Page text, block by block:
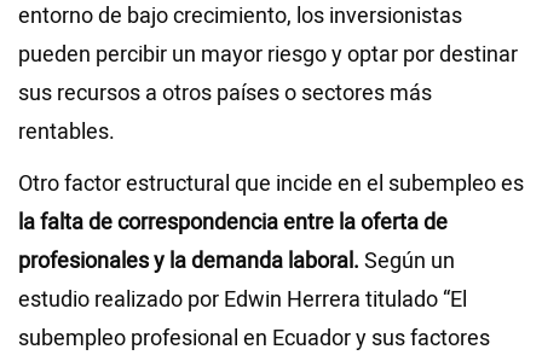
entorno de bajo crecimiento, los inversionistas
pueden percibir un mayor riesgo y optar por destinar
sus recursos a otros países o sectores más
rentables.
Otro factor estructural que incide en el subempleo es
la falta de correspondencia entre la oferta de
profesionales y la demanda laboral. Según un
estudio realizado por Edwin Herrera titulado “El
subempleo profesional en Ecuador y sus factores